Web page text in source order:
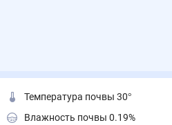
Температура почвы 30°
Влажность почвы 0.19%